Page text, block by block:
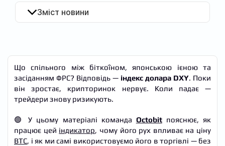
Зміст новини
Що спільного між біткоїном, японською ієною та
засіданням ФРС? Відповідь — індекс долара DXY. Поки
він зростає, крипторинок нервує. Коли падає —
трейдери знову ризикують.
🟢 У цьому матеріалі команда Octobitпояснює, як
працює цей індикатор, чому його рух впливає на ціну
BTC, і як ми самі використовуємо його в торгівлі — без